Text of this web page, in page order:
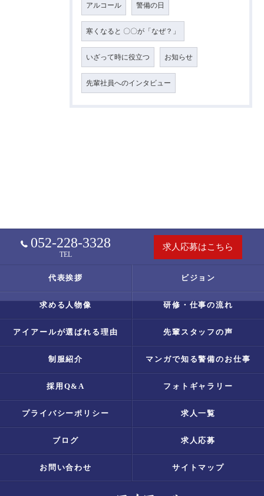
アルコール 警備の日
寒くなると 〇〇が「なぜ？」
いざって時に役立つ お知らせ
先輩社員へのインタビュー
052-228-3328
TEL
求人応募はこちら
代表挨拶 ビジョン
求める人物像 研修・仕事の流れ
アイアールが選ばれる理由 先輩スタッフの声
制服紹介 マンガで知る警備のお仕事
採用Q&A フォトギャラリー
プライバシーポリシー 求人一覧
ブログ 求人応募
お問い合わせ サイトマップ